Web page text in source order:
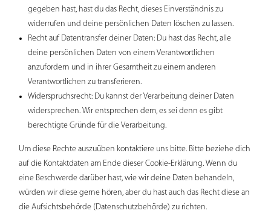
gegeben hast, hast du das Recht, dieses Einverständnis zu
widerrufen und deine persönlichen Daten löschen zu lassen.
Recht auf Datentransfer deiner Daten: Du hast das Recht, alle
deine persönlichen Daten von einem Verantwortlichen
anzufordern und in ihrer Gesamtheit zu einem anderen
Verantwortlichen zu transferieren.
Widerspruchsrecht: Du kannst der Verarbeitung deiner Daten
widersprechen. Wir entsprechen dem, es sei denn es gibt
berechtigte Gründe für die Verarbeitung.
Um diese Rechte auszuüben kontaktiere uns bitte. Bitte beziehe dich
auf die Kontaktdaten am Ende dieser Cookie-Erklärung. Wenn du
eine Beschwerde darüber hast, wie wir deine Daten behandeln,
würden wir diese gerne hören, aber du hast auch das Recht diese an
die Aufsichtsbehörde (Datenschutzbehörde) zu richten.